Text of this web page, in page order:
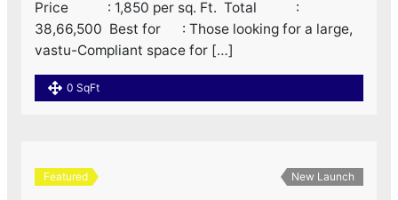
Price : 1,850 per sq. Ft. ‌ Total :
38,66,500 ‌ Best for : Those looking for a large,
vastu-Compliant space for […]
0 SqFt
Featured New Launch